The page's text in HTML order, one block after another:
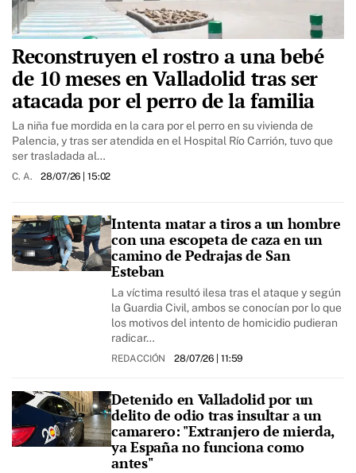
Reconstruyen el rostro a una bebé
de 10 meses en Valladolid tras ser
atacada por el perro de la familia
La niña fue mordida en la cara por el perro en su vivienda de
Palencia, y tras ser atendida en el Hospital Río Carrión, tuvo que
ser trasladada al…
C. A. 28/07/26 | 15:02
Intenta matar a tiros a un hombre
con una escopeta de caza en un
camino de Pedrajas de San
Esteban
La víctima resultó ilesa tras el ataque y según
la Guardia Civil, ambos se conocían por lo que
los motivos del intento de homicidio pudieran
radicar…
REDACCIÓN 28/07/26 | 11:59
Detenido en Valladolid por un
delito de odio tras insultar a un
camarero: "Extranjero de mierda,
ya España no funciona como
antes"